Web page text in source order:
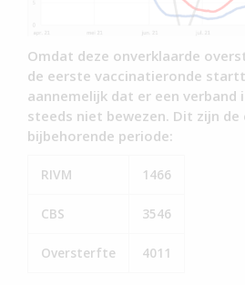
Omdat deze onverklaarde
de eerste vaccinatieronde
aannemelijk dat er een verband
steeds niet bewezen. Dit zijn
bijbehorende periode:
RIVM 1466
CBS 3546
Oversterfte 4011